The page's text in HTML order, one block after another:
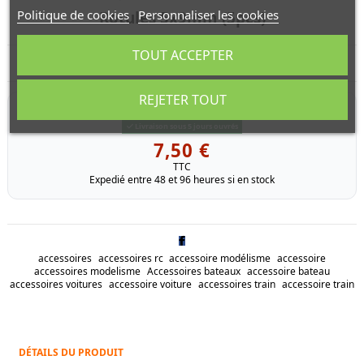
Rotules 5x9mm (5pcs)
Rotules 5x9mm (5pcs)
RÉFÉRENCE
7,50 €
TTC
Expedié entre 48 et 96 heures si en stock
accessoires accessoires rc accessoire modélisme accessoire
accessoires modelisme Accessoires bateaux accessoire bateau
accessoires voitures accessoire voiture accessoires train accessoire train
DÉTAILS DU PRODUIT
Politique de cookies Personnaliser les cookies
REJETER TOUT
TOUT ACCEPTER